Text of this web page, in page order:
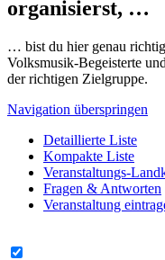
organisierst, …
… bist du hier genau
Volksmusik-Begeisterte
der richtigen Zielgruppe.
Navigation überspringen
Detaillierte Liste
Kompakte Liste
Veranstaltungs-
Fragen & Antworten
Veranstaltung